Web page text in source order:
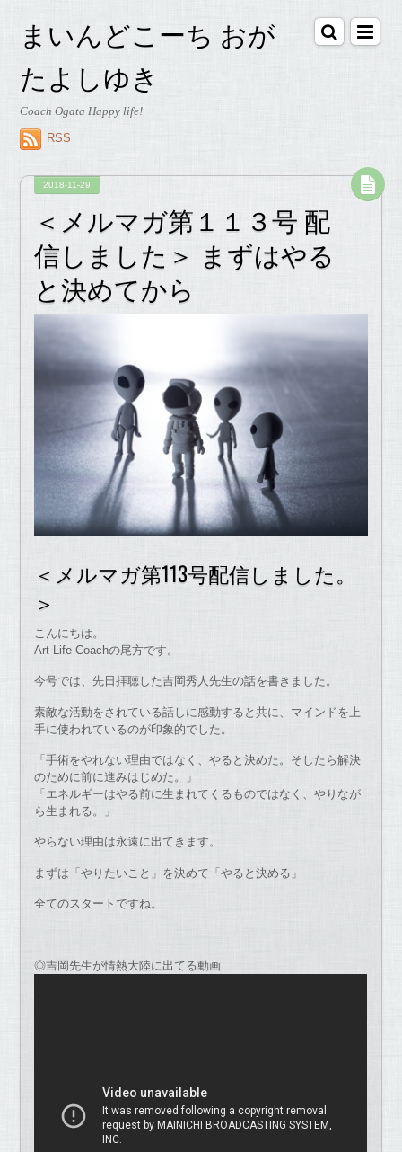
まいんどこーち おが
たよしゆき
Coach Ogata Happy life!
RSS
2018-11-29
＜メルマガ第１１３号 配
信しました＞ まずはやる
と決めてから
＜メルマガ第113号配信しました。
＞
こんにちは。
Art Life Coachの尾方です。
今号では、先日拝聴した吉岡秀人先生の話を書きました。
素敵な活動をされている話しに感動すると共に、マインドを上
手に使われているのが印象的でした。
「手術をやれない理由ではなく、やると決めた。そしたら解決
のために前に進みはじめた。」
「エネルギーはやる前に生まれてくるものではなく、やりなが
ら生まれる。」
やらない理由は永遠に出てきます。
まずは「やりたいこと」を決めて「やると決める」
全てのスタートですね。
◎吉岡先生が情熱大陸に出てる動画